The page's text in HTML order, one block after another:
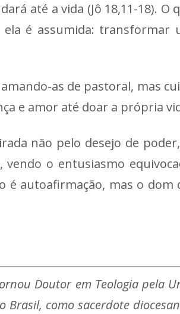
até a vida (Jô 18,11-18).
é assumida: transformar
as de pastoral, mas
e amor até doar a própria
não pelo desejo de
o entusiasmo
é autoafirmação, mas o
Doutor em Teologia pela
como sacerdote